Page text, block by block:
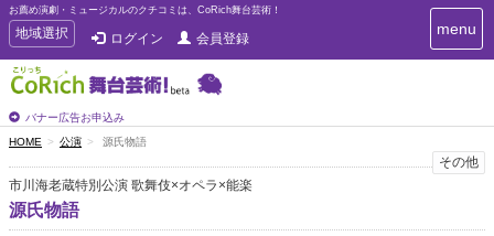
お薦め演劇・ミュージカルのクチコミは、CoRich舞台芸術！
T
o
g
g
e
n
a
v
i
g
地域選択 ログイン 会員登録
バナー広告お申込み
T
o
n
i
menu
HOME 公演 源氏物語
その他
市川海老蔵特別公演 歌舞伎×オペラ×能楽
源氏物語